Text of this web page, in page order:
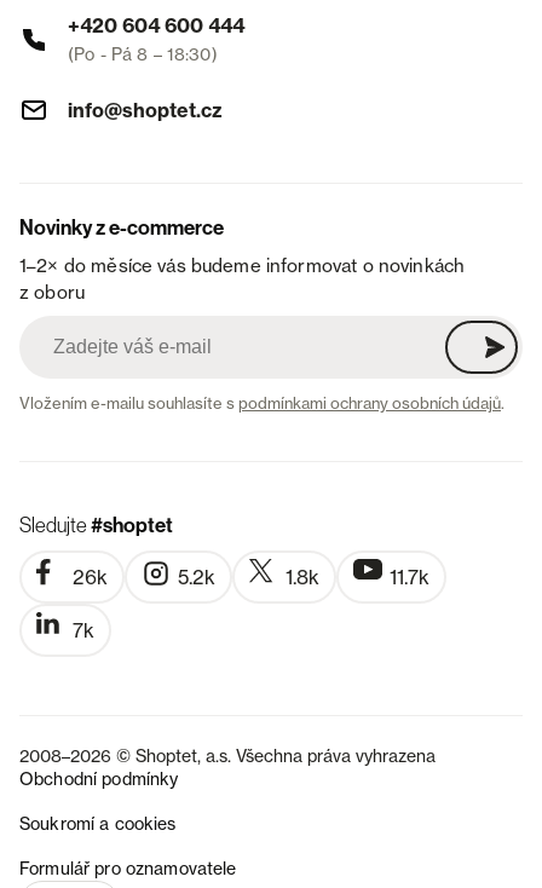
+420 604 600 444
(Po - Pá 8 – 18:30)
info@shoptet.cz
Novinky z e-commerce
1–2× do měsíce vás budeme informovat o novinkách
z oboru
Vložením e-mailu souhlasíte spodmínkami ochrany osobních údajů.
Sledujte#shoptet
26k 5.2k 1.8k 11.7k
7k
2008–2026 © Shoptet, a.s. Všechna práva vyhrazena
Obchodní podmínky
Soukromí a cookies
Formulář pro oznamovatele